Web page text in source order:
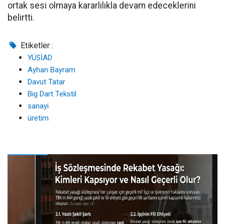
ortak sesi olmaya kararlılıkla devam edeceklerini
belirtti.
Etiketler :
YÜSİAD
Ayhan Bayram
Davut Tatar
Big Dart Tekstil
sanayi
üretim